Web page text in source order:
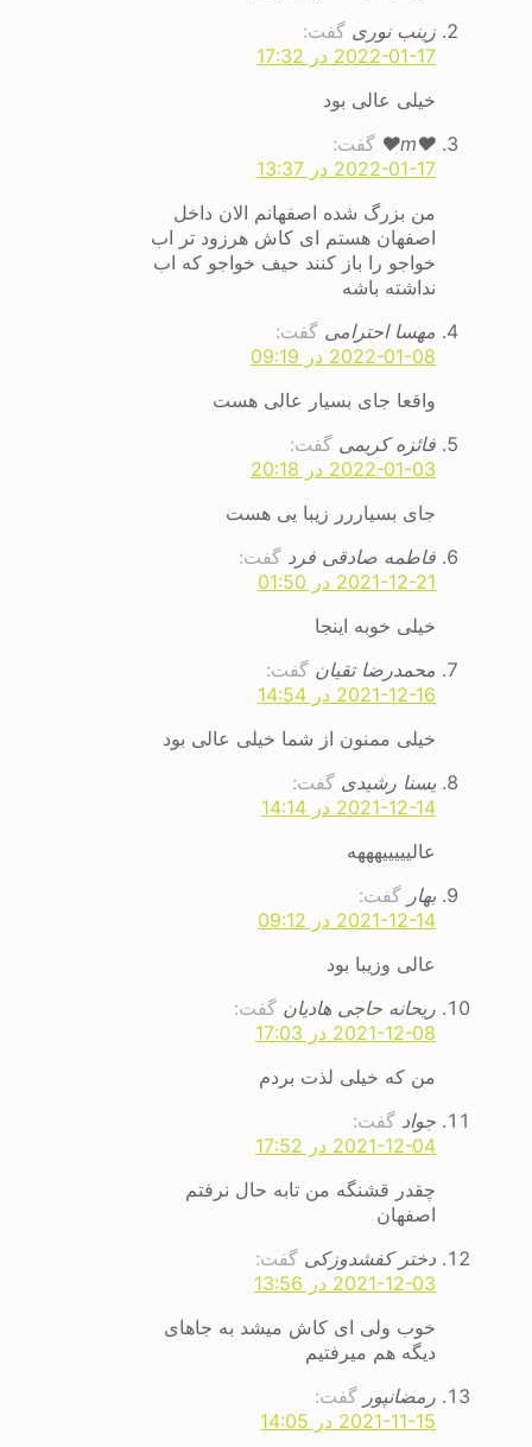
زینب نوری گفت:
2022-01-17 در 17:32
خیلی عالی بود
♥️m♥️
گفت:
2022-01-17 در 13:37
من بزرگ شده اصفهانم الان داخل
اصفهان هستم ای کاش هرزود تر اب
خواجو را باز کنند حیف خواجو که اب
نداشته باشه
مهسا احترامی گفت:
2022-01-08 در 09:19
واقعا جای بسیار عالی هست
فائزه کریمی گفت:
2022-01-03 در 20:18
جای بسیاررر زیبا یی هست
فاطمه صادقی فرد گفت:
2021-12-21 در 01:50
خیلی خوبه اینجا
محمدرضا تقیان گفت:
2021-12-16 در 14:54
خیلی ممنون از شما خیلی عالی بود
یسنا رشیدی گفت:
2021-12-14 در 14:14
عالیییییهههه
بهار گفت:
2021-12-14 در 09:12
عالی وزیبا بود
ریحانه حاجی هادیان گفت:
2021-12-08 در 17:03
من که خیلی لذت بردم
‌جواد گفت:
2021-12-04 در 17:52
چقدر قشنگه من تابه حال نرفتم
اصفهان
دختر کفشدوزکی گفت:
2021-12-03 در 13:56
خوب ولی ای کاش میشد به جاهای
دیگه هم میرفتیم
رمضانپور گفت:
2021-11-15 در 14:05